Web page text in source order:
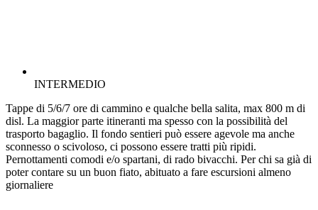
INTERMEDIO
Tappe di 5/6/7 ore di cammino e qualche bella salita, max 800 m di
disl. La maggior parte itineranti ma spesso con la possibilità del
trasporto bagaglio. Il fondo sentieri può essere agevole ma anche
sconnesso o scivoloso, ci possono essere tratti più ripidi.
Pernottamenti comodi e/o spartani, di rado bivacchi. Per chi sa già di
poter contare su un buon fiato, abituato a fare escursioni almeno
giornaliere